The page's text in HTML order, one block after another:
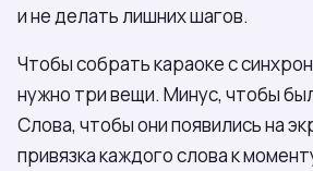
и не делать лишних шагов.
Чтобы собрать караоке с
нужно три вещи. Минус, чтобы
Слова, чтобы они появились на
привязка каждого слова к